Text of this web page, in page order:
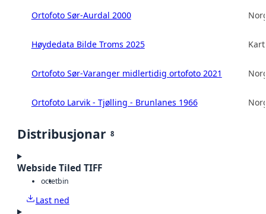
Ortofoto Sør-Aurdal 2000
Høydedata Bilde Troms 2025
Ortofoto Sør-Varanger midlertidig ortofoto 2021
Ortofoto Larvik - Tjølling - Brunlanes 1966
Distribusjonar 8
Webside Tiled TIFF
octetbin
Last ned